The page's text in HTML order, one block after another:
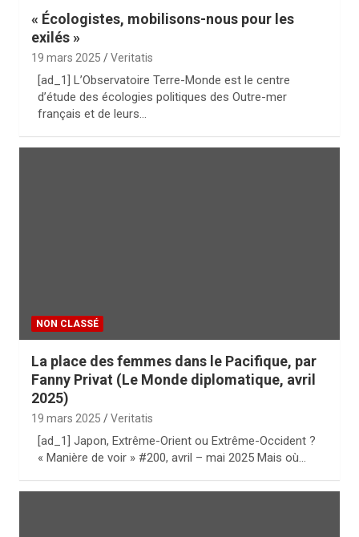
« Écologistes, mobilisons-nous pour les
exilés »
19 mars 2025 Veritatis
[ad_1] L’Observatoire Terre-Monde est le centre
d’étude des écologies politiques des Outre-mer
français et de leurs…
NON CLASSÉ
La place des femmes dans le Pacifique, par
Fanny Privat (Le Monde diplomatique, avril
2025)
19 mars 2025 Veritatis
[ad_1] Japon, Extrême-Orient ou Extrême-Occident ?
« Manière de voir » #200, avril – mai 2025 Mais où…